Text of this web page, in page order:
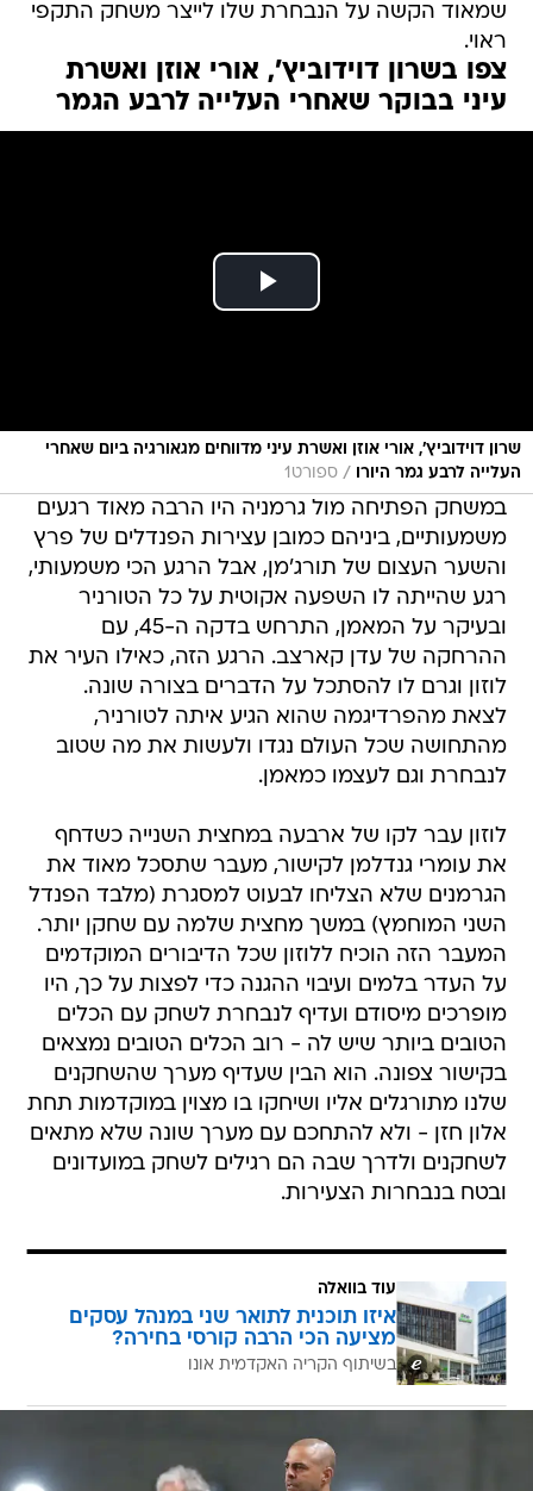
שמאוד הקשה על הנבחרת שלו לייצר משחק התקפי
ראוי.
צפו בשרון דוידוביץ', אורי אוזן ואשרת
עיני בבוקר שאחרי העלייה לרבע הגמר
שרון דוידוביץ', אורי אוזן ואשרת עיני מדווחים מגאורגיה ביום שאחרי
העלייה לרבע גמר היורו
/ ספורט1
במשחק הפתיחה מול גרמניה היו הרבה מאוד רגעים
משמעותיים, ביניהם כמובן עצירות הפנדלים של פרץ
והשער העצום של תורג'מן, אבל הרגע הכי משמעותי,
רגע שהייתה לו השפעה אקוטית על כל הטורניר
ובעיקר על המאמן, התרחש בדקה ה-45, עם
ההרחקה של עדן קארצב. הרגע הזה, כאילו העיר את
לוזון וגרם לו להסתכל על הדברים בצורה שונה.
לצאת מהפרדיגמה שהוא הגיע איתה לטורניר,
מהתחושה שכל העולם נגדו ולעשות את מה שטוב
לנבחרת וגם לעצמו כמאמן.
לוזון עבר לקו של ארבעה במחצית השנייה כשדחף
את עומרי גנדלמן לקישור, מעבר שתסכל מאוד את
הגרמנים שלא הצליחו לבעוט למסגרת (מלבד הפנדל
השני המוחמץ) במשך מחצית שלמה עם שחקן יותר.
המעבר הזה הוכיח ללוזון שכל הדיבורים המוקדמים
על העדר בלמים ועיבוי ההגנה כדי לפצות על כך, היו
מופרכים מיסודם ועדיף לנבחרת לשחק עם הכלים
הטובים ביותר שיש לה - רוב הכלים הטובים נמצאים
בקישור צפונה. הוא הבין שעדיף מערך שהשחקנים
שלנו מתורגלים אליו ושיחקו בו מצוין במוקדמות תחת
אלון חזן - ולא להתחכם עם מערך שונה שלא מתאים
לשחקנים ולדרך שבה הם רגילים לשחק במועדונים
ובטח בנבחרות הצעירות.
עוד בוואלה
איזו תוכנית לתואר שני במנהל עסקים
מציעה הכי הרבה קורסי בחירה?
בשיתוף הקריה האקדמית אונו